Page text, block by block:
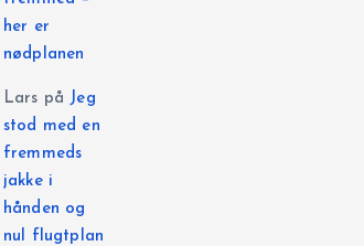
her er
nødplanen
Lars på Jeg
stod med en
fremmeds
jakke i
hånden og
nul flugtplan